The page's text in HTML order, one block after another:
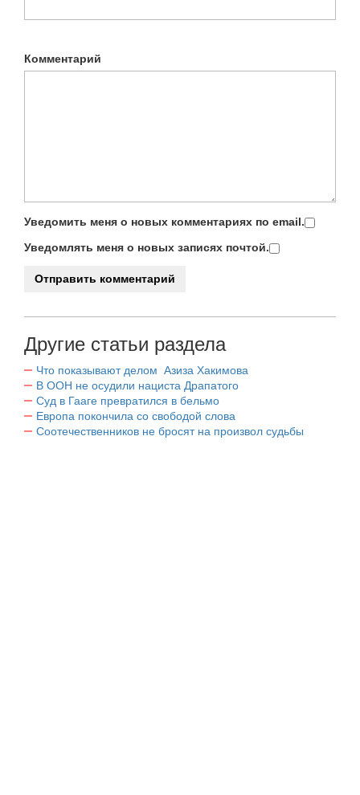
Комментарий
Уведомить меня о новых комментариях по email.
Уведомлять меня о новых записях почтой.
Другие статьи раздела
Что показывают делом Азиза Хакимова
В ООН не осудили нациста Драпатого
Суд в Гааге превратился в бельмо
Европа покончила со свободой слова
Соотечественников не бросят на произвол судьбы